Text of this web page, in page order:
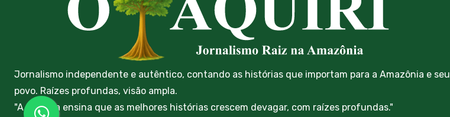
Jornalismo independente e autêntico, contando as histórias que importam para a Amazônia e seu
povo. Raízes profundas, visão ampla.
"A floresta ensina que as melhores histórias crescem devagar, com raízes profundas."